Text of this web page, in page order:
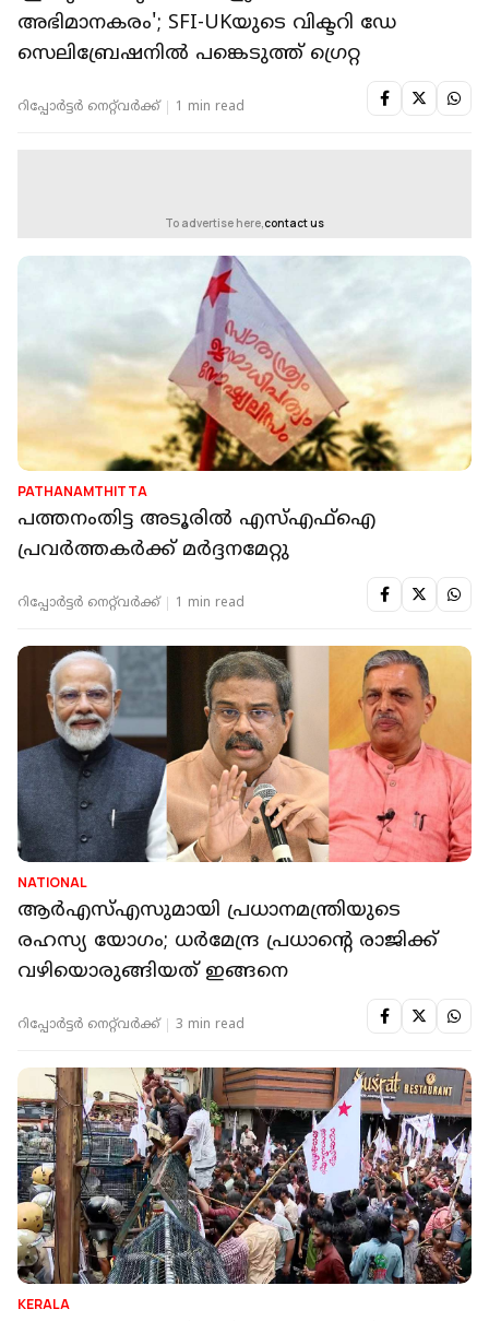
അഭിമാനകരം'; SFI-UKയുടെ വിക്ടറി ഡേ
സെലിബ്രേഷനില്‍ പങ്കെടുത്ത് ഗ്രെറ്റ
റിപ്പോർട്ടർ നെറ്റ്‌വര്‍ക്ക്‌ 1 min read
To advertise here, contact us
PATHANAMTHITTA
പത്തനംതിട്ട അടൂരില്‍ എസ്എഫ്‌ഐ
പ്രവര്‍ത്തകര്‍ക്ക് മര്‍ദ്ദനമേറ്റു
റിപ്പോർട്ടർ നെറ്റ്‌വര്‍ക്ക്‌ 1 min read
NATIONAL
ആര്‍എസ്എസുമായി പ്രധാനമന്ത്രിയുടെ
രഹസ്യ യോഗം; ധര്‍മേന്ദ്ര പ്രധാന്റെ രാജിക്ക്
വഴിയൊരുങ്ങിയത് ഇങ്ങനെ
റിപ്പോർട്ടർ നെറ്റ്‌വര്‍ക്ക്‌ 3 min read
KERALA